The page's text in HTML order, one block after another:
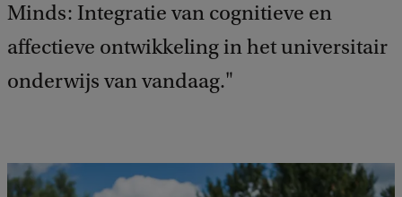
Minds: Integratie van cognitieve en
affectieve ontwikkeling in het universitair
onderwijs van vandaag."